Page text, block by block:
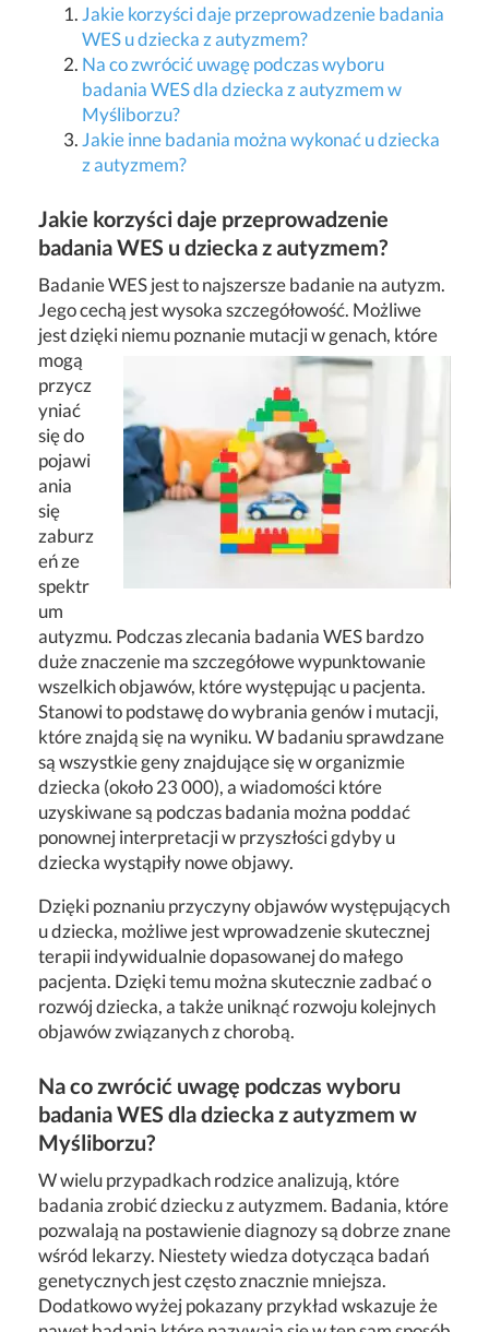
Jakie korzyści daje przeprowadzenie badania
WES u dziecka z autyzmem?
Na co zwrócić uwagę podczas wyboru
badania WES dla dziecka z autyzmem w
Myśliborzu?
Jakie inne badania można wykonać u dziecka
z autyzmem?
Jakie korzyści daje przeprowadzenie
badania WES u dziecka z autyzmem?
Badanie WES jest to najszersze badanie na autyzm.
Jego cechą jest wysoka szczegółowość. Możliwe
jest dzięki niemu poznanie mutacji w genach, które
mogą
przycz
yniać
się do
pojawi
ania
się
zaburz
eń ze
spektr
um
autyzmu. Podczas zlecania badania WES bardzo
duże znaczenie ma szczegółowe wypunktowanie
wszelkich objawów, które występując u pacjenta.
Stanowi to podstawę do wybrania genów i mutacji,
które znajdą się na wyniku. W badaniu sprawdzane
są wszystkie geny znajdujące się w organizmie
dziecka (około 23 000), a wiadomości które
uzyskiwane są podczas badania można poddać
ponownej interpretacji w przyszłości gdyby u
dziecka wystąpiły nowe objawy.
Dzięki poznaniu przyczyny objawów występujących
u dziecka, możliwe jest wprowadzenie skutecznej
terapii indywidualnie dopasowanej do małego
pacjenta. Dzięki temu można skutecznie zadbać o
rozwój dziecka, a także uniknąć rozwoju kolejnych
objawów związanych z chorobą.
Na co zwrócić uwagę podczas wyboru
badania WES dla dziecka z autyzmem w
Myśliborzu?
W wielu przypadkach rodzice analizują, które
badania zrobić dziecku z autyzmem. Badania, które
pozwalają na postawienie diagnozy są dobrze znane
wśród lekarzy. Niestety wiedza dotycząca badań
genetycznych jest często znacznie mniejsza.
Dodatkowo wyżej pokazany przykład wskazuje że